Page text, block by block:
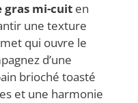
gras mi-cuit en
une texture
qui ouvre le
d’une
brioché toasté
et une harmonie